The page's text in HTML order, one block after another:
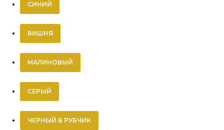
СИНИЙ
ВИШНЯ
МАЛИНОВЫЙ
СЕРЫЙ
ЧЕРНЫЙ В РУБЧИК